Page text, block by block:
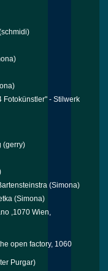
Fotokünstler" - Stilwerk
(gerry)
(Simona)
(Simona)
,1070 Wien,
open factory, 1060
Purgar)